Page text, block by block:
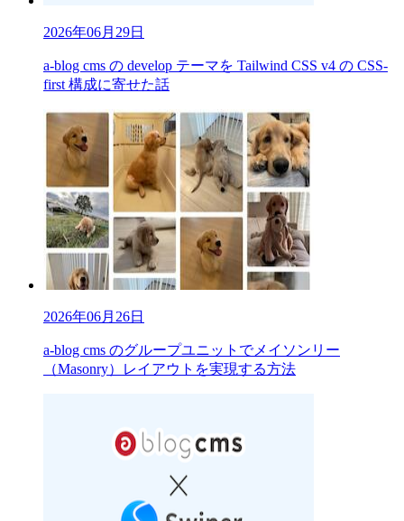
2026年06月29日
a-blog cms の develop テーマを Tailwind CSS v4 の CSS-
first 構成に寄せた話
2026年06月26日
a-blog cms のグループユニットでメイソンリー
（Masonry）レイアウトを実現する方法